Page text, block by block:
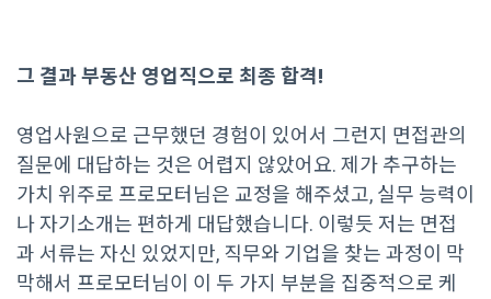
그 결과 부동산 영업직으로 최종 합격!
영업사원으로 근무했던 경험이 있어서 그런지 면접관의
질문에 대답하는 것은 어렵지 않았어요. 제가 추구하는
가치 위주로 프로모터님은 교정을 해주셨고, 실무 능력이
나 자기소개는 편하게 대답했습니다. 이렇듯 저는 면접
과 서류는 자신 있었지만, 직무와 기업을 찾는 과정이 막
막해서 프로모터님이 이 두 가지 부분을 집중적으로 케